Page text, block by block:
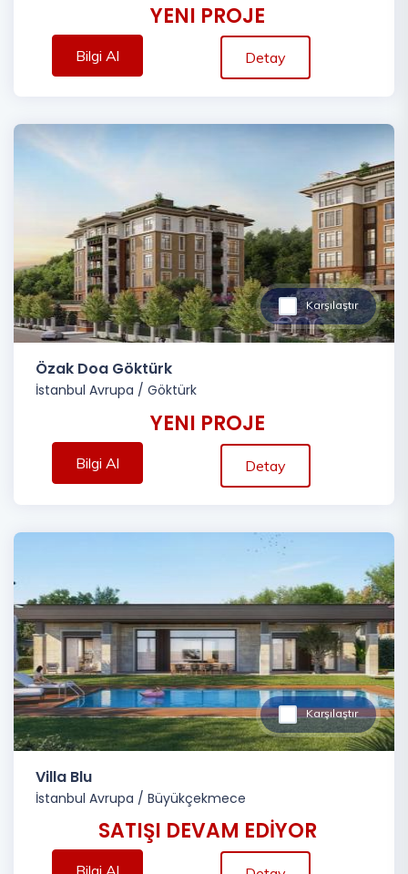
YENI PROJE
Bilgi Al Detay
Karşılaştır
Özak Doa Göktürk
İstanbul Avrupa / Göktürk
YENI PROJE
Bilgi Al Detay
Karşılaştır
Villa Blu
İstanbul Avrupa / Büyükçekmece
SATIŞI DEVAM EDİYOR